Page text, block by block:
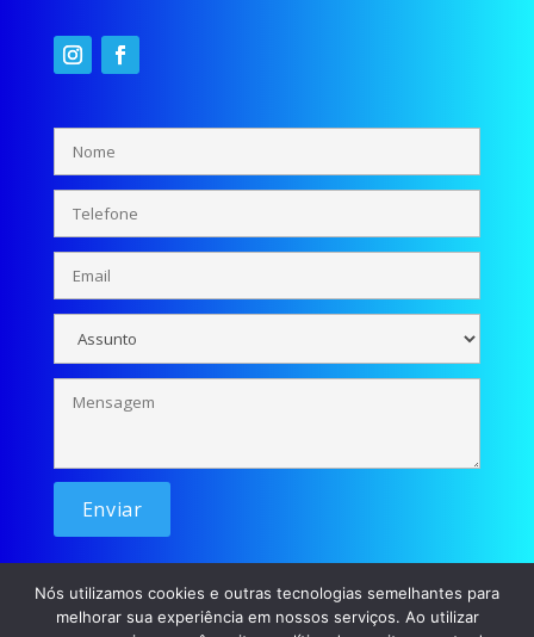
Nós utilizamos cookies e outras tecnologias semelhantes para
melhorar sua experiência em nossos serviços. Ao utilizar